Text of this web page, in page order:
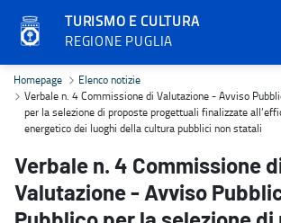
TURISMO E CULTURA
REGIONE PUGLIA
Verbale n. 4 Commissione di Valutazione -
Homepage
Elenco notizie
Verbale n. 4 Commissione di Valutazione - Avviso
per la selezione di proposte progettuali finalizzate
energetico dei luoghi della cultura pubblici non statali
Verbale n. 4 Commissione
Valutazione - Avviso